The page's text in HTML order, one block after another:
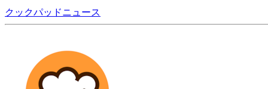
クックパッドニュース